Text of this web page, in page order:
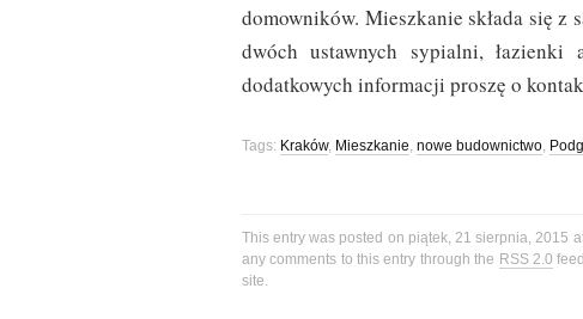
domowników. Mieszkanie składa się z
dwóch ustawnych sypialni,
dodatkowych informacji proszę o
Tags: Kraków, Mieszkanie, nowe budownictwo,
This entry was posted on piątek, 21 sierpnia, 2015
any comments to this entry through the RSS 2.0
site.